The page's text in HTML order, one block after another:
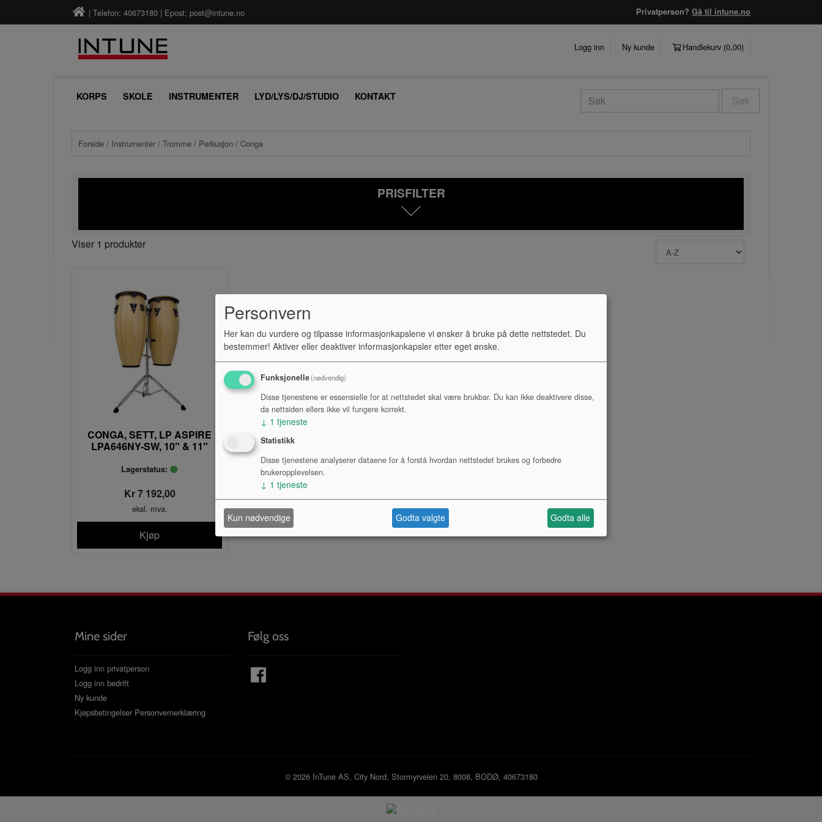
| Telefon: 40673180 | Epost: post@intune.no Privatperson? Gå til intune.no
Logg inn Ny kunde Handlekurv (0,00)
KORPS SKOLE INSTRUMENTER LYD/LYS/DJ/STUDIO KONTAKT Søk
Forside / Instrumenter / Tromme / Perkusjon / Conga
PRISFILTER
Viser 1 produkter
CONGA, SETT, LP ASPIRE
LPA646NY-SW, 10" & 11"
Lagerstatus:
Kr 7 192,00
eksl. mva.
Kjøp
Mine sider
Logg inn privatperson
Logg inn bedrift
Ny kunde
Kjøpsbetingelser Personvernerklæring
Følg oss
© 2026 InTune AS, City Nord, Stormyrveien 20, 8008, BODØ, 40673180
Personvern
Her kan du vurdere og tilpasse informasjonkapslene vi ønsker å bruke på dette nettstedet. Du
bestemmer! Aktiver eller deaktiver informasjonkapsler etter eget ønske.
Funksjonelle(nødvendig)
Disse tjenestene er essensielle for at nettstedet skal være brukbar. Du kan ikke deaktivere disse,
da nettsiden ellers ikke vil fungere korrekt.
↓ 1 tjeneste
Statistikk
Disse tjenestene analyserer dataene for å forstå hvordan nettstedet brukes og forbedre
brukeropplevelsen.
↓ 1 tjeneste
Kun nødvendige Godta valgte Godta alle